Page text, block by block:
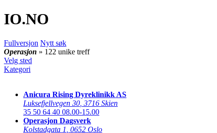
IO.NO
Fullversjon Nytt søk
Operasjon » 122 unike treff
Velg sted
Kategori
Anicura Rising Dyreklinikk AS
Luksefjellvegen 30 3716 Skien
35 50 64 40 08.00-15.00
Operasjon Dagsverk
Kolstadgata 1 0652 Oslo